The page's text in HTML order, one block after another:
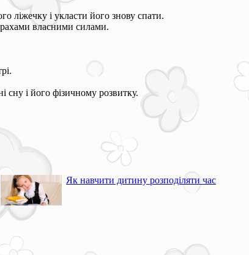
ліжечку і укласти його знову спати.
власними силами.
сну і його фізичному розвитку.
Як навчити дитину розподіляти час